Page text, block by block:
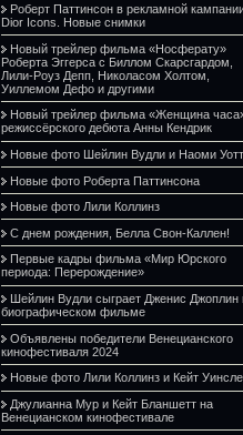
Роберт Паттинсон в рекламной
Dior Icons. Новые снимки
Новый трейлер фильма «Носферату»
Роберта Эггерса с Биллом Скарсгардом,
Лили-Роуз Депп, Николасом Холтом,
Уиллемом Дефо и другими
Новый трейлер фильма «Женщина
режиссёрского дебюта Анны Кендрик
Новые фото Шейлин Вудли и Наоми
Новые фото Роберта Паттинсона
Новые фото Лили Коллинз
С днем рождения, Белла Свон-Каллен!
Первые кадры фильма «Мир Юрского
периода: Перерождение»
Шейлин Вудли сыграет Дженис Джоплин
биографическом фильме
Объявлены победители Венецианского
кинофестиваля 2024
Новые фото Лили Коллинз и Кейт
Джулианна Мур и Кейт Бланшетт на
Венецианском кинофестивале